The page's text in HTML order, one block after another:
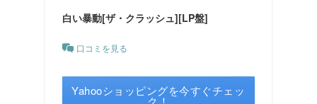
白い暴動[ザ・クラッシュ][LP盤]
口コミを見る
Yahooショッピングを今すぐチェッ
ク！